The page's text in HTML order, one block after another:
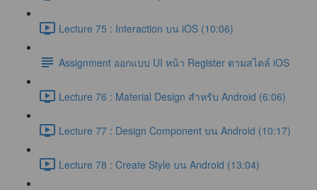
Lecture 75 : Interaction บน iOS (10:06)
Assignment ออกแบบ UI หน้า Register ตามสไตล์ iOS
Lecture 76 : Material Design สำหรับ Android (6:06)
Lecture 77 : Design Component บน Android (10:17)
Lecture 78 : Create Style บน Android (13:04)